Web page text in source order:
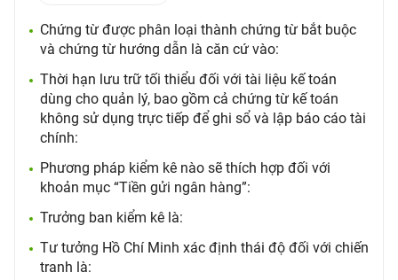
Chứng từ được phân loại thành chứng từ bắt buộc
và chứng từ hướng dẫn là căn cứ vào:
Thời hạn lưu trữ tối thiểu đối với tài liệu kế toán
dùng cho quản lý, bao gồm cả chứng từ kế toán
không sử dụng trực tiếp để ghi sổ và lập báo cáo tài
chính:
Phương pháp kiểm kê nào sẽ thích hợp đối với
khoản mục “Tiền gửi ngân hàng”:
Trưởng ban kiểm kê là:
Tư tưởng Hồ Chí Minh xác định thái độ đối với chiến
tranh là: